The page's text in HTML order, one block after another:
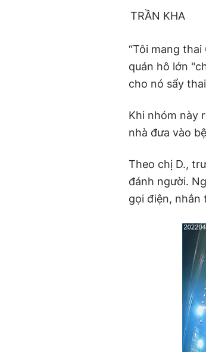
TRẦN KHA
“Tôi mang
quán hô lớn
cho nó sẩy
Khi nhóm này
nhà đưa vào
Theo chị D.,
đánh người.
gọi điện, nhắn